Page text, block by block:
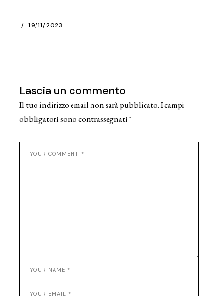
19/11/2023
Lascia un commento
Il tuo indirizzo email non sarà pubblicato.I campi
obbligatori sono contrassegnati*